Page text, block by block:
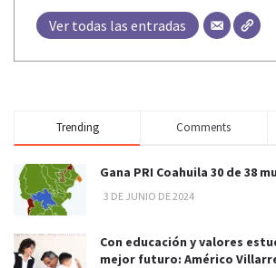
Ver todas las entradas
Trending Comments
Gana PRI Coahuila 30 de 38
3 DE JUNIO DE 2024
Con educación y valores
mejor futuro: Américo